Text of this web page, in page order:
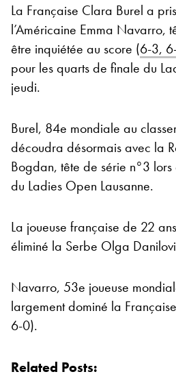
La Française Clara Burel a
l’Américaine Emma Navarro,
être inquiétée au score (6-3,
pour les quarts de finale du
jeudi.
Burel, 84e mondiale au
découdra désormais avec la
Bogdan, tête de série n°3
du Ladies Open Lausanne.
La joueuse française de 22
éliminé la Serbe Olga
Navarro, 53e joueuse
largement dominé la
6-0).
Related Posts: